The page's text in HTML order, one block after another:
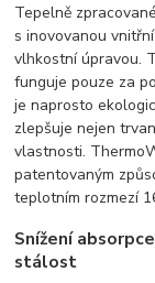
Tepelně
s inovovanou
vlhkostní úpravou.
funguje pouze za
je naprosto
zlepšuje nejen
vlastnosti.
patentovaným
teplotním rozmezí
Snížení
stálost